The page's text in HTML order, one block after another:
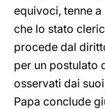
equivoci, tenne
che lo stato
procede dal
per un postulato
osservati dai
Papa conclude